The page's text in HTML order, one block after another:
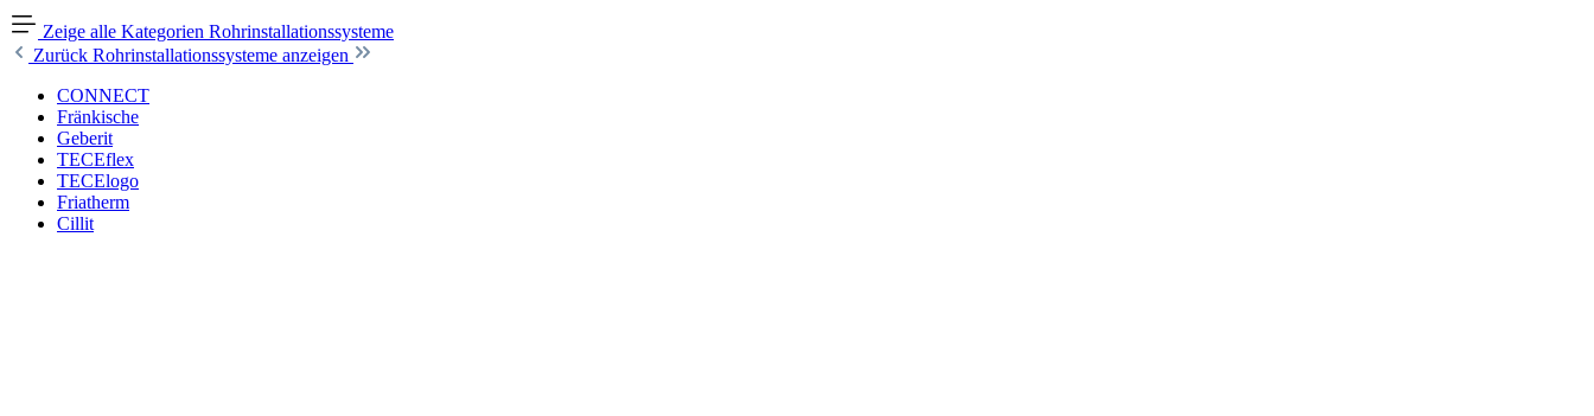
Zeige alle Kategorien Rohrinstallationssysteme
Zurück Rohrinstallationssysteme anzeigen
CONNECT
Fränkische
Geberit
TECEflex
TECElogo
Friatherm
Cillit